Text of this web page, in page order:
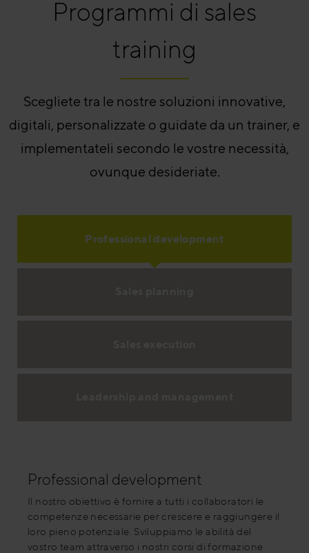
Programmi di sales
training
Scegliete tra le nostre soluzioni innovative,
digitali, personalizzate o guidate da un trainer, e
implementateli secondo le vostre necessità,
ovunque desideriate.
Professional development
Professional development
Il nostro obiettivo è fornire a tutti i collaboratori le
competenze necessarie per crescere e raggiungere il
loro pieno potenziale. Sviluppiamo le abilità del
vostro team attraverso i nostri corsi di formazione